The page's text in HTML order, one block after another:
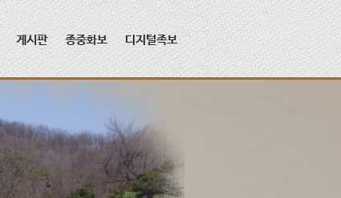
게시판 종중화보 디지털족보